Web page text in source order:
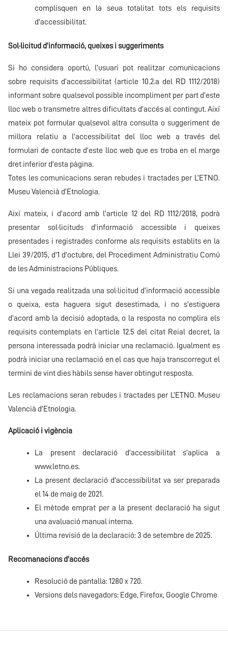
complisquen en la seua totalitat tots els requisits
d’accessibilitat.
Sol·licitud d’informació, queixes i suggeriments
Si ho considera oportú, l’usuari pot realitzar comunicacions
sobre requisits d’accessibilitat (article 10.2.a del RD 1112/2018)
informant sobre qualsevol possible incompliment per part d’este
lloc web o transmetre altres dificultats d’accés al contingut. Així
mateix pot formular qualsevol altra consulta o suggeriment de
millora relatiu a l’accessibilitat del lloc web a través del
formulari de contacte d’este lloc web que es troba en el marge
dret inferior d’esta pàgina.
Totes les comunicacions seran rebudes i tractades per L’ETNO.
Museu Valencià d’Etnologia.
Així mateix, i d’acord amb l’article 12 del RD 1112/2018, podrà
presentar sol·licituds d’informació accessible i queixes
presentades i registrades conforme als requisits establits en la
Llei 39/2015, d’1 d’octubre, del Procediment Administratiu Comú
de les Administracions Públiques.
Si una vegada realitzada una sol·licitud d’informació accessible
o queixa, esta haguera sigut desestimada, i no s’estiguera
d’acord amb la decisió adoptada, o la resposta no complira els
requisits contemplats en l’article 12.5 del citat Reial decret, la
persona interessada podrà iniciar una reclamació. Igualment es
podrà iniciar una reclamació en el cas que haja transcorregut el
termini de vint dies hàbils sense haver obtingut resposta.
Les reclamacions seran rebudes i tractades per L’ETNO. Museu
Valencià d’Etnologia.
Aplicació i vigència
La present declaració d’accessibilitat s’aplica a
www.letno.es.
La present declaració d’accessibilitat va ser preparada
el 14 de maig de 2021.
El mètode emprat per a la present declaració ha sigut
una avaluació manual interna.
Última revisió de la declaració: 3 de setembre de 2025.
Recomanacions d’accés
Resolució de pantalla: 1280 x 720.
Versions dels navegadors: Edge, Firefox, Google Chrome